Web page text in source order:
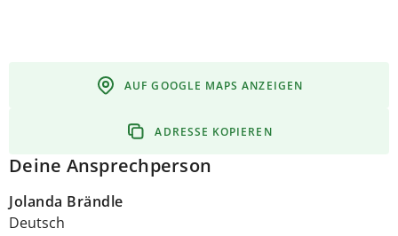
AUF GOOGLE MAPS ANZEIGEN
ADRESSE KOPIEREN
Deine Ansprechperson
Jolanda Brändle
Deutsch